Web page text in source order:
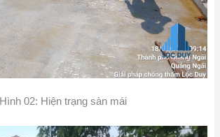
Hình 02: Hiện trạng sàn mái